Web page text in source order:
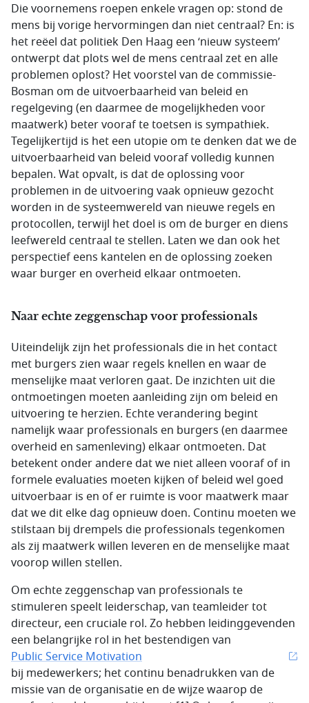
Die voornemens roepen enkele vragen op: stond de
mens bij vorige hervormingen dan niet centraal? En: is
het reëel dat politiek Den Haag een ‘nieuw systeem’
ontwerpt dat plots wel de mens centraal zet en alle
problemen oplost? Het voorstel van de commissie-
Bosman om de uitvoerbaarheid van beleid en
regelgeving (en daarmee de mogelijkheden voor
maatwerk) beter vooraf te toetsen is sympathiek.
Tegelijkertijd is het een utopie om te denken dat we de
uitvoerbaarheid van beleid vooraf volledig kunnen
bepalen. Wat opvalt, is dat de oplossing voor
problemen in de uitvoering vaak opnieuw gezocht
worden in de systeemwereld van nieuwe regels en
protocollen, terwijl het doel is om de burger en diens
leefwereld centraal te stellen. Laten we dan ook het
perspectief eens kantelen en de oplossing zoeken
waar burger en overheid elkaar ontmoeten.
Naar echte zeggenschap voor professionals
Uiteindelijk zijn het professionals die in het contact
met burgers zien waar regels knellen en waar de
menselijke maat verloren gaat. De inzichten uit die
ontmoetingen moeten aanleiding zijn om beleid en
uitvoering te herzien. Echte verandering begint
namelijk waar professionals en burgers (en daarmee
overheid en samenleving) elkaar ontmoeten. Dat
betekent onder andere dat we niet alleen vooraf of in
formele evaluaties moeten kijken of beleid wel goed
uitvoerbaar is en of er ruimte is voor maatwerk maar
dat we dit elke dag opnieuw doen. Continu moeten we
stilstaan bij drempels die professionals tegenkomen
als zij maatwerk willen leveren en de menselijke maat
voorop willen stellen.
Om echte zeggenschap van professionals te
stimuleren speelt leiderschap, van teamleider tot
directeur, een cruciale rol. Zo hebben leidinggevenden
een belangrijke rol in het bestendigen van
Public Service Motivation
bij medewerkers; het continu benadrukken van de
missie van de organisatie en de wijze waarop de